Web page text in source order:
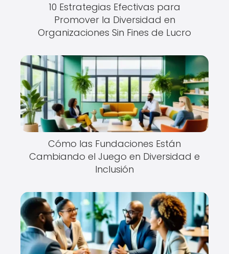
10 Estrategias Efectivas para
Promover la Diversidad en
Organizaciones Sin Fines de Lucro
Cómo las Fundaciones Están
Cambiando el Juego en Diversidad e
Inclusión